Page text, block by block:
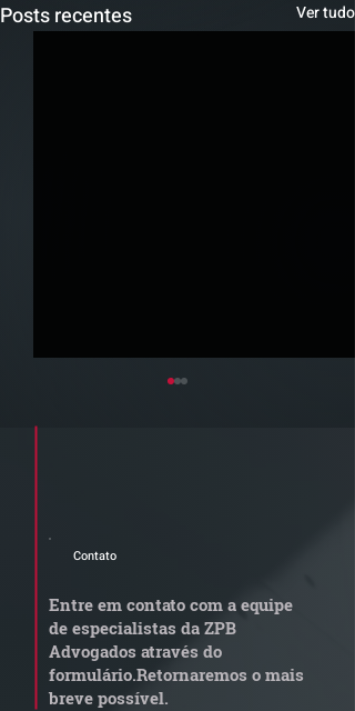
Posts recentes Ver tudo
Quem arremata imóvel
dívida condominial
anterior?
Contato
Entre em contato com a equipe
de especialistas da ZPB
Advogados através do
formulário.Retornaremos o mais
breve possível.